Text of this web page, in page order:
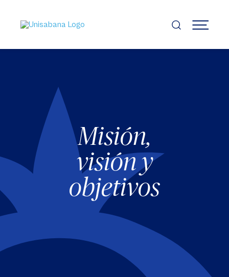
contenido
principal
MENÚ
Misión,
visión y
objetivos